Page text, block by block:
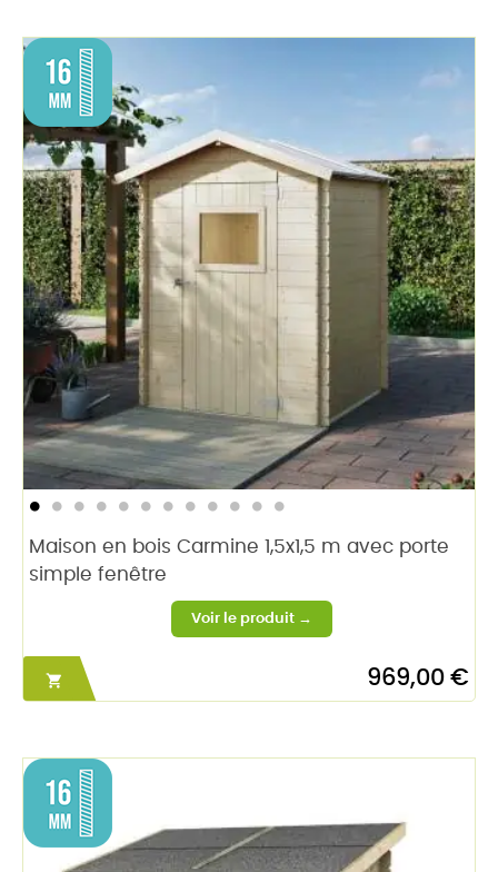
Maison en bois Carmine 1,5x1,5 m avec porte
simple fenêtre
 969,00 €